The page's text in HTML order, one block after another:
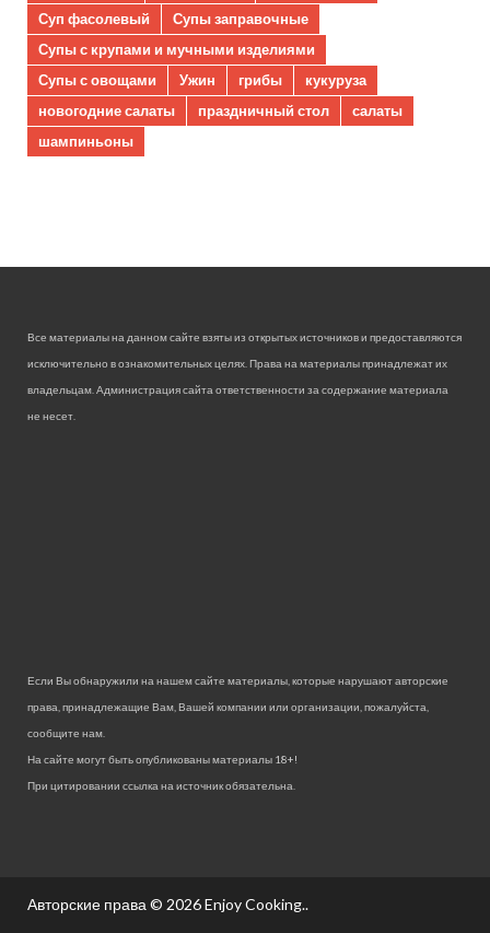
Суп фасолевый
Супы заправочные
Супы с крупами и мучными изделиями
Супы с овощами
Ужин грибы
кукуруза
новогодние салаты
праздничный стол
салаты
шампиньоны
Все материалы на данном сайте взяты из открытых источников и предоставляются
исключительно в ознакомительных целях. Права на материалы принадлежат их
владельцам. Администрация сайта ответственности за содержание материала
не несет.
Если Вы обнаружили на нашем сайте материалы, которые нарушают авторские
права, принадлежащие Вам, Вашей компании или организации, пожалуйста,
сообщите нам.
На сайте могут быть опубликованы материалы 18+!
При цитировании ссылка на источник обязательна.
Авторские права © 2026Enjoy Cooking..